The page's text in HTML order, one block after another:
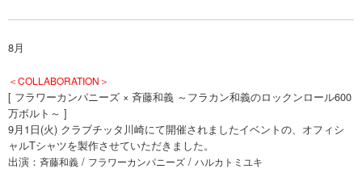
8月
＜COLLABORATION＞
[ フラワーカンパニーズ × 斉藤和義 ～フラカン和義のロックンロール600
万ボルト～ ]
9月1日(火) クラブチッタ川崎にて開催されましたイベントの、オフィシ
ャルTシャツを製作させていただきました。
出演： 斉藤和義 / フラワーカンパニーズ / ハルカトミユキ